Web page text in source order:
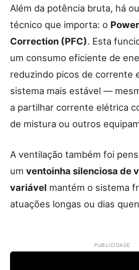
Além da potência bruta, há
técnico que importa: o
Correction (PFC). Esta
um consumo eficiente de
reduzindo picos de corrente
sistema mais estável —
a partilhar corrente elétrica
de mistura ou outros
A ventilação também foi
um ventoinha silenciosa de
variável mantém o sistema
atuações longas ou dias
PUBLICIDADE